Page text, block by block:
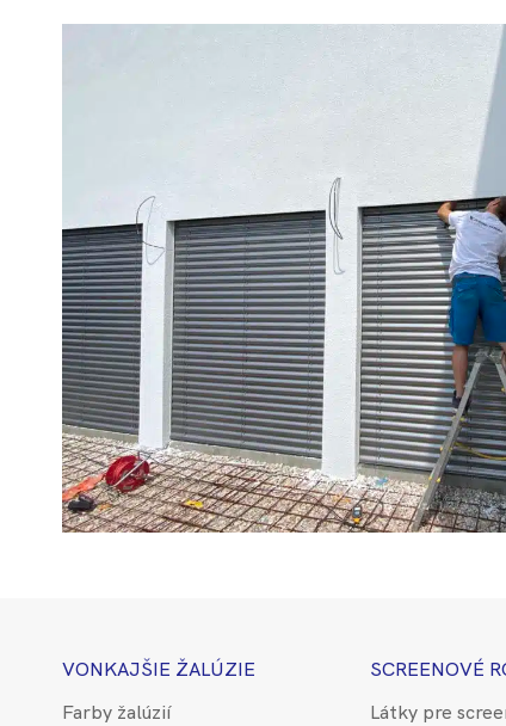
VONKAJŠIE ŽALÚZIE
Farby žalúzií
SCREENOVÉ
Látky pre